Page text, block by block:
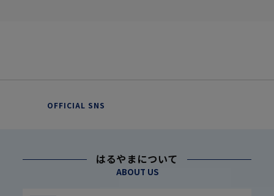
OFFICIAL SNS
はるやまについて
ABOUT US